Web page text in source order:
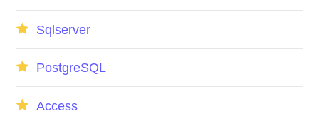
Sqlserver
PostgreSQL
Access